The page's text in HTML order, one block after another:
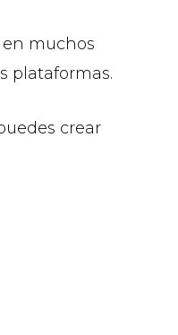
muchos
plataformas.
crear